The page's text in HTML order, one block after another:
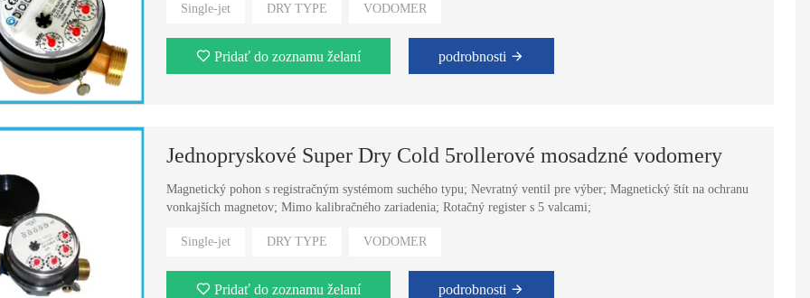
Single-jet DRY TYPE VODOMER
Pridať do zoznamu želaní podrobnosti
Jednopryskové Super Dry Cold 5rollerové mosadzné vodomery
Magnetický pohon s registračným systémom suchého typu; Nevratný ventil pre výber; Magnetický štít na ochranu
vonkajších magnetov; Mimo kalibračného zariadenia; Rotačný register s 5 valcami;
Single-jet DRY TYPE VODOMER
Pridať do zoznamu želaní podrobnosti